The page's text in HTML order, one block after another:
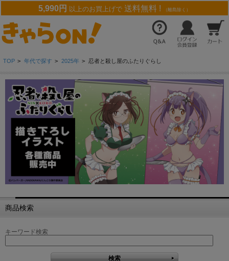
5,990円 以上のお買上げで 送料無料 ! （離島除く）
TOP > 年代で探す > 2025年 > 忍者と殺し屋のふたりぐらし
商品検索
キーワード検索